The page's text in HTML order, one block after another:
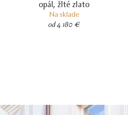
opál, žlté zlato
Na sklade
od 4 180 €